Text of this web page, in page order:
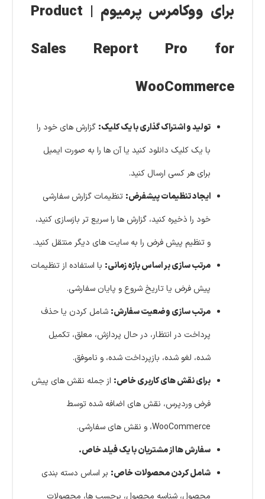
برای ووکامرس پرمیوم | Product
Sales Report Pro for
WooCommerce
تولید و اشتراک گذاری با یک کلیک: گزارش های خود را
با یک کلیک دانلود کنید یا آن ها را به صورت ایمیل
برای هر کسی ارسال کنید.
ایجاد تنظیمات پیشفرض: تنظیمات گزارش سفارشی
خود را ذخیره کنید، گزارش ها را سریع تر بازسازی کنید،
و تنظیم پیش فرض را به سایت های دیگر منتقل کنید.
مرتب سازی بر اساس بازه زمانی: با استفاده از تنظیمات
پیش فرض یا تاریخ شروع و پایان سفارشی.
مرتب سازی وضعیت سفارش: شامل کردن یا حذف
پرداخت در انتظار، در حال پردازش، معلق، تکمیل
شده، لغو شده، بازپرداخت شده، و ناموفق.
برای نقش های کاربری خاص: از جمله نقش های پیش
فرض وردپرس، نقش های اضافه شده توسط
WooCommerce، و نقش های سفارشی.
سفارش ها از مشتریان با یک فیلد خاص.
شامل کردن محصولات خاص: بر اساس دسته بندی
محصول، شناسه محصول، برچسب ها، محصولات